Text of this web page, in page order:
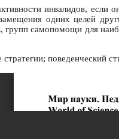
инвалидов, если
одних целей
самопомощи для
поведенческий